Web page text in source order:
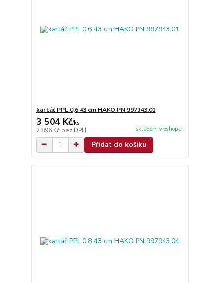
kartáč PPL 0,6 43 cm HAKO PN 997943.01
3 504 Kč/ks
2 896 Kč bez DPH skladem v eshopu
Přidat do košíku